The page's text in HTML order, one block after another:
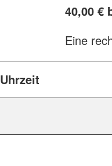
40,00 €
Eine
Uhrzeit